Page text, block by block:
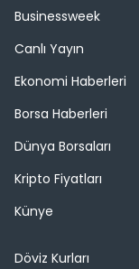
Businessweek
Canlı Yayın
Ekonomi Haberleri
Borsa Haberleri
Dünya Borsaları
Kripto Fiyatları
Künye
Döviz Kurları